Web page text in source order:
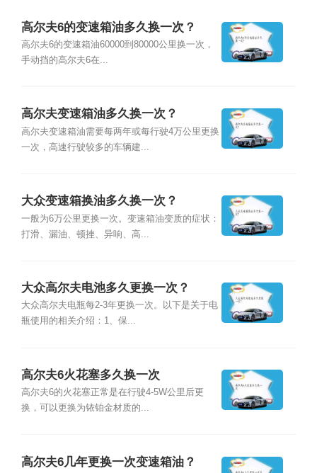
高尔夫6的变速箱油多久换一次？
高尔夫6的变速箱油60000到80000公里换一次，
手动挡的高尔夫6在...
高尔夫变速箱油多久换一次？
高尔夫变速箱油需要每两年或每行驶4万公里更换
一次，高速行驶较多的车辆建...
大众变速箱换油多久换一次？
一般为6万公里更换一次。变速箱油变质的症状：
打滑、漏油、顿挫、异响、高...
大众高尔夫电池多久更换一次？
大众高尔夫电瓶每2-3年更换一次。以下是关于电
瓶使用的相关介绍：1、保...
高尔夫6火花塞多久换一次
高尔夫6的火花塞正常是在行驶4-5W公里后更
换，可以更换为铱铂金材质的...
高尔夫6几年更换一次变速箱油？